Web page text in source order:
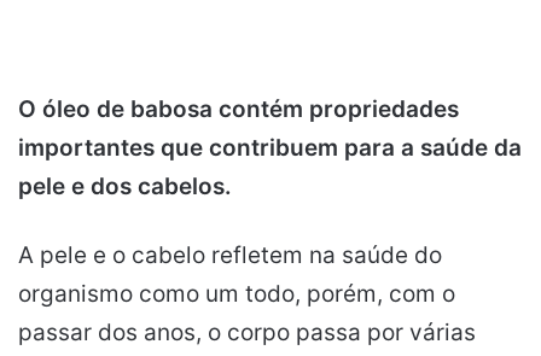
O óleo de babosa contém propriedades
importantes que contribuem para a saúde da
pele e dos cabelos.
A pele e o cabelo refletem na saúde do
organismo como um todo, porém, com o
passar dos anos, o corpo passa por várias